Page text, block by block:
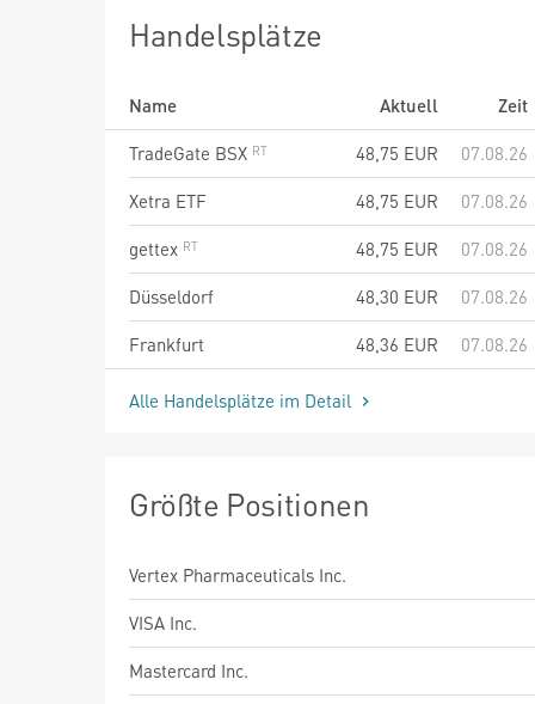
Handelsplätze
Name Aktuell
Zeit
TradeGate BSX
48,75 EUR
07.08.26
Xetra ETF
48,75 EUR
07.08.26
gettex
48,75 EUR
07.08.26
Düsseldorf
48,30 EUR
07.08.26
Frankfurt
48,36 EUR 07.08.26
Alle Handelsplätze im Detail
Größte Positionen
Vertex Pharmaceuticals Inc.
VISA Inc.
Mastercard Inc.